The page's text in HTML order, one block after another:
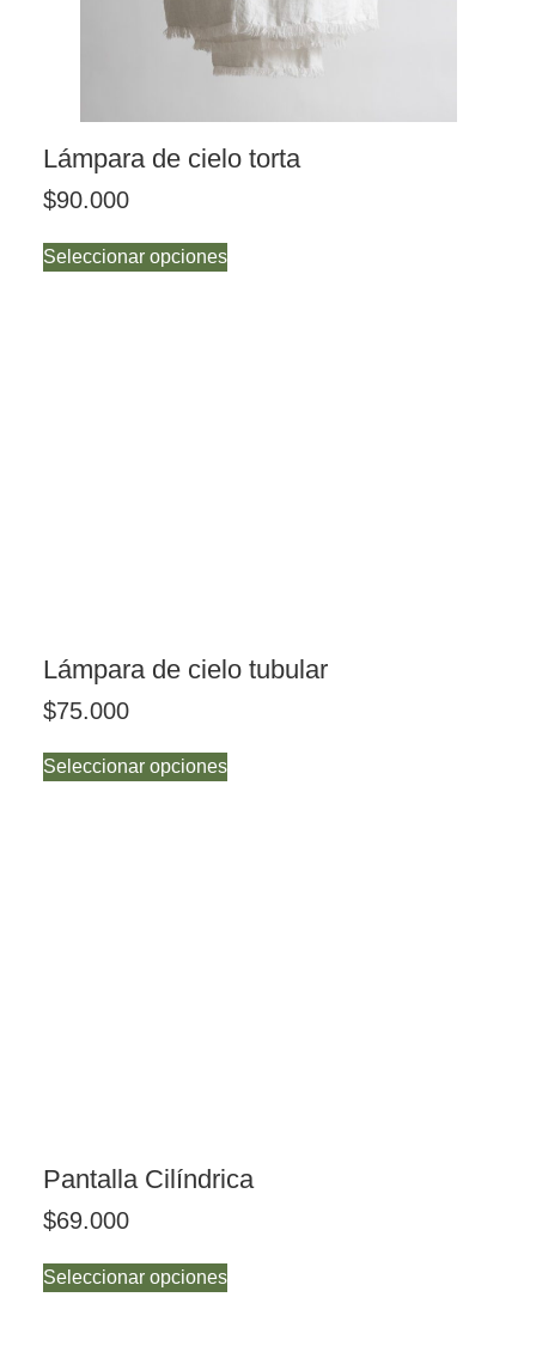
Lámpara de cielo torta
$90.000
Seleccionar opciones
Lámpara de cielo tubular
$75.000
Seleccionar opciones
Pantalla Cilíndrica
$69.000
Seleccionar opciones